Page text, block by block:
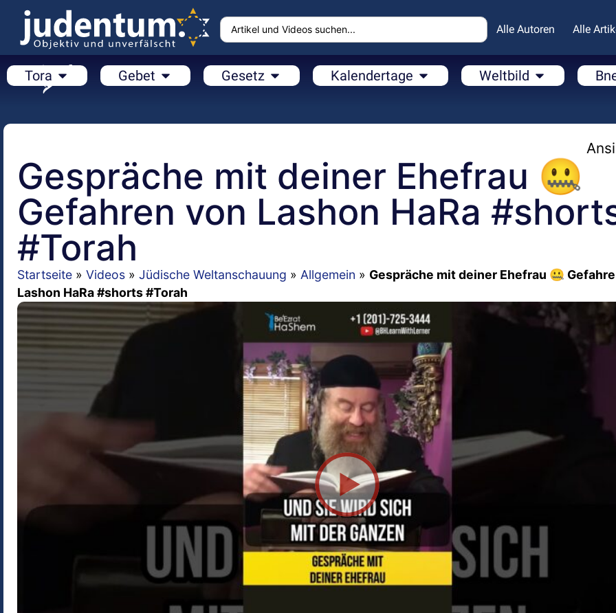
Alle Autoren Alle
Tora Gebet Gesetz Kalendertage Weltbild
Gespräche mit deiner Ehefrau 🤐
Gefahren von Lashon HaRa
#Torah
Startseite » Videos » Jüdische Weltanschauung » Allgemein » Gespräche mit deiner Ehefrau 🤐
Lashon HaRa #shorts #Torah